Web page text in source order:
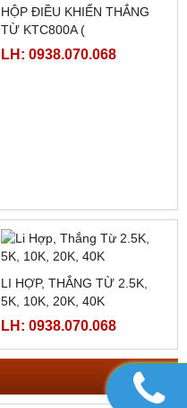
NGUỒN MEANWELL LRS-
350-12
LH: 0938.070.068
PLC SHIHLIN TAIWAN AX1N-
24MR-ES
LH: 0938.070.068